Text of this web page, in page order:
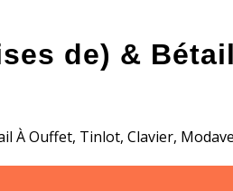
de) &
À Ouffet, Tinlot, Clavier,